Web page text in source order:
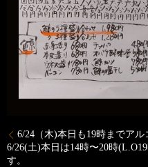
6/24（木)本日も19時までアル
6/26(土)本日は14時〜20時
す。